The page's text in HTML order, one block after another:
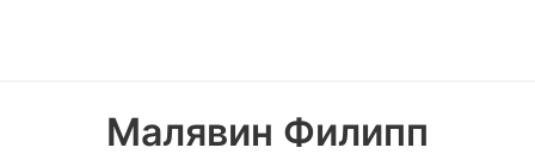
Малявин Филипп